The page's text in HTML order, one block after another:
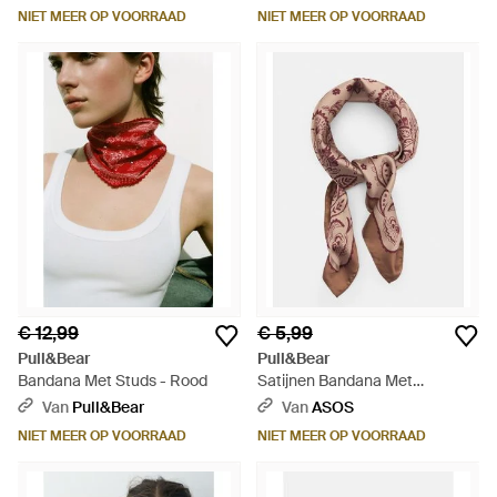
NIET MEER OP VOORRAAD NIET MEER OP VOORRAAD
€ 12,99
Pull&Bear
Bandana Met Studs - Rood
Van Pull&Bear
NIET MEER OP VOORRAAD
€ 5,99
Pull&Bear
Satijnen Bandana Met
Bloemenprint - Roze
VanASOS
NIET MEER OP VOORRAAD